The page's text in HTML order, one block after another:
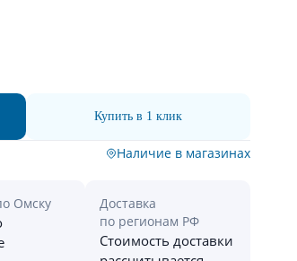
Купить в 1 клик
Наличие в магазинах
Омску
Доставка
по регионам РФ
Стоимость доставки